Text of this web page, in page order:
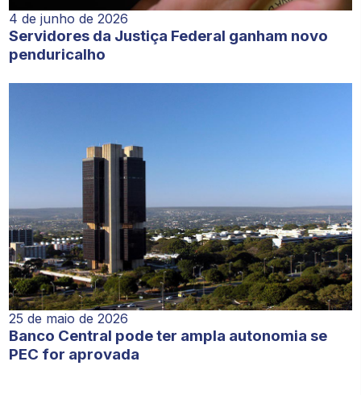
4 de junho de 2026
Servidores da Justiça Federal ganham novo
penduricalho
25 de maio de 2026
Banco Central pode ter ampla autonomia se
PEC for aprovada